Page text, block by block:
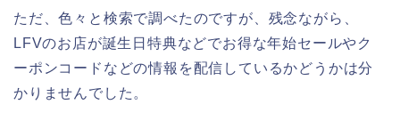
ただ、色々と検索で調べたのですが、残念ながら、
LFVのお店が誕生日特典などでお得な年始セールやク
ーポンコードなどの情報を配信しているかどうかは分
かりませんでした。